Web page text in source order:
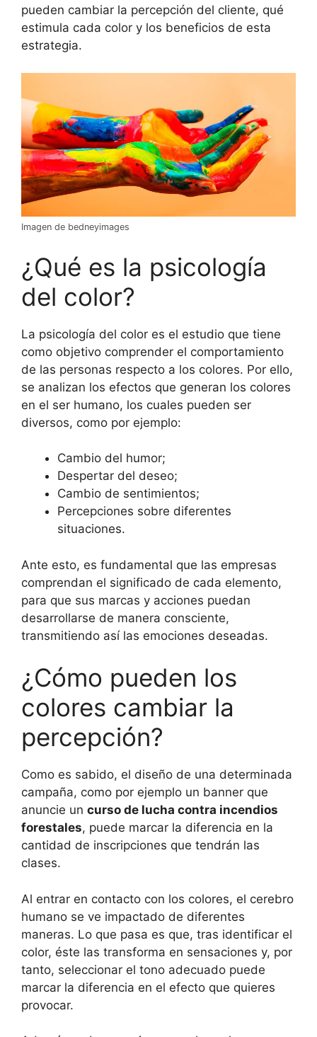
pueden cambiar la percepción del cliente, qué
estimula cada color y los beneficios de esta
estrategia.
Imagen de bedneyimages
¿Qué es la psicología
del color?
La psicología del color es el estudio que tiene
como objetivo comprender el comportamiento
de las personas respecto a los colores. Por ello,
se analizan los efectos que generan los colores
en el ser humano, los cuales pueden ser
diversos, como por ejemplo:
Cambio del humor;
Despertar del deseo;
Cambio de sentimientos;
Percepciones sobre diferentes
situaciones.
Ante esto, es fundamental que las empresas
comprendan el significado de cada elemento,
para que sus marcas y acciones puedan
desarrollarse de manera consciente,
transmitiendo así las emociones deseadas.
¿Cómo pueden los
colores cambiar la
percepción?
Como es sabido, el diseño de una determinada
campaña, como por ejemplo un banner que
anuncie un curso de lucha contra incendios
forestales, puede marcar la diferencia en la
cantidad de inscripciones que tendrán las
clases.
Al entrar en contacto con los colores, el cerebro
humano se ve impactado de diferentes
maneras. Lo que pasa es que, tras identificar el
color, éste las transforma en sensaciones y, por
tanto, seleccionar el tono adecuado puede
marcar la diferencia en el efecto que quieres
provocar.